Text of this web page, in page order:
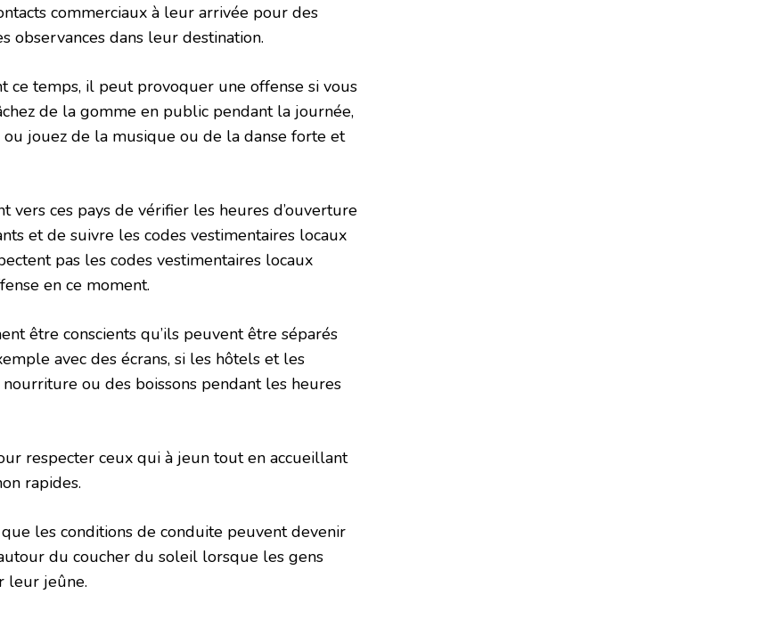
commerciaux à leur arrivée pour des
observances dans leur destination.
ce temps, il peut provoquer une offense si vous
de la gomme en public pendant la journée,
jouez de la musique ou de la danse forte et
vers ces pays de vérifier les heures d’ouverture
et de suivre les codes vestimentaires locaux
pas les codes vestimentaires locaux
en ce moment.
être conscients qu’ils peuvent être séparés
avec des écrans, si les hôtels et les
ou des boissons pendant les heures
respecter ceux qui à jeun tout en accueillant
rapides.
les conditions de conduite peuvent devenir
du coucher du soleil lorsque les gens
leur jeûne.